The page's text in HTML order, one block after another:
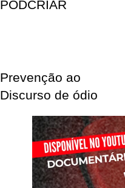
PODCRIAR
Prevenção ao
Discurso de ódio